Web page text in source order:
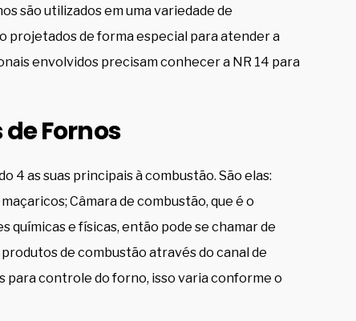
são utilizados em uma variedade de
projetados de forma especial para atender a
envolvidos precisam conhecer a NR 14 para
de Fornos
4 as suas principais à combustão. São elas:
Câmara de combustão, que é o
químicas e físicas, então pode se chamar de
de combustão através do canal de
para controle do forno, isso varia conforme o